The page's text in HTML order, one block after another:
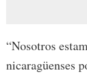
“Nosotros
nicaragüenses